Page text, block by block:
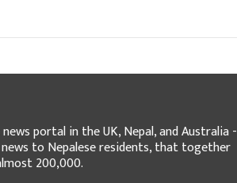
portal in the UK, Nepal, and Australia -
to Nepalese residents, that together
200,000.